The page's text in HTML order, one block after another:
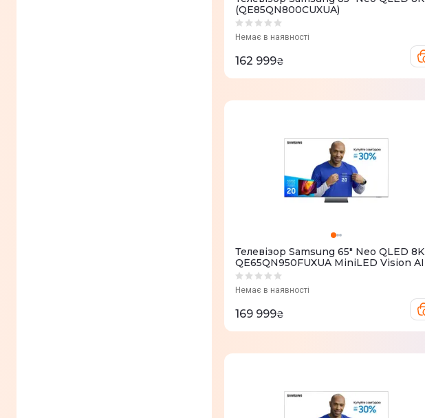
(QE85QN800CUXUA)
Немає в наявності
162 999₴
Телевізор Samsung 65" Neo QLED 8K
QE65QN950FUXUA MiniLED Vision AI
Немає в наявності
169 999₴